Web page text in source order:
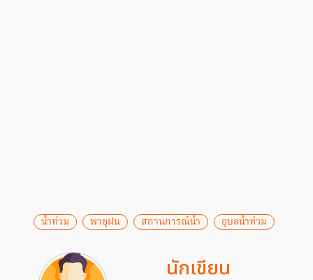
น้ำท่วม พายุฝน สถานการณ์น้ำ อุบลน้ำท่วม
นักเขียน